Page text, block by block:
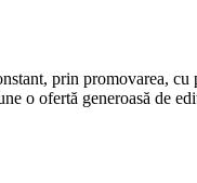
prin promovarea,
o ofertă generoasă de